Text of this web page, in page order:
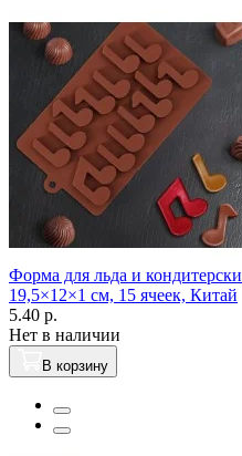
Форма для льда и
19,5×12×1 см, 15 ячеек, Китай
5.40 р.
Нет в наличии
В корзину